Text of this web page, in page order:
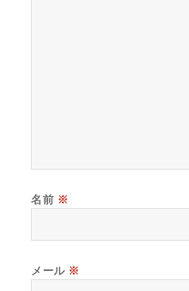
名前 ※
メール ※